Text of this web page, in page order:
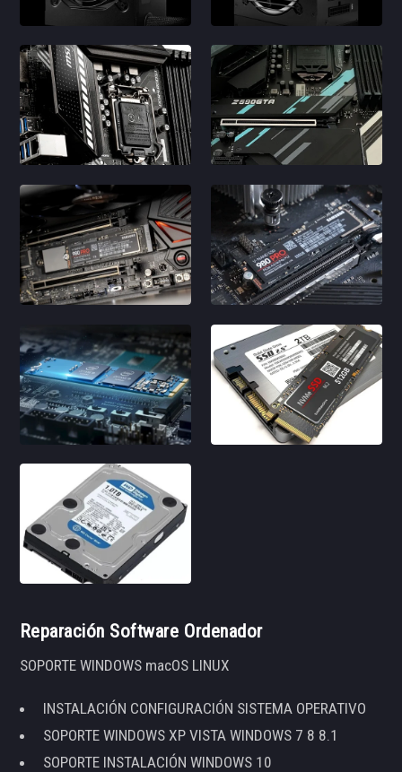
Reparación Software Ordenador
SOPORTE WINDOWS macOS LINUX
INSTALACIÓN CONFIGURACIÓN SISTEMA OPERATIVO
SOPORTE WINDOWS XP VISTA WINDOWS 7 8 8.1
SOPORTE INSTALACIÓN WINDOWS 10